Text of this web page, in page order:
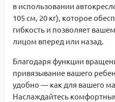
в использовании
105 см, 20 кг), которое
гибкость и позволяет
лицом вперед или назад.
Благодаря функции
привязывание вашего
удобно — как для вашего
Наслаждайтесь